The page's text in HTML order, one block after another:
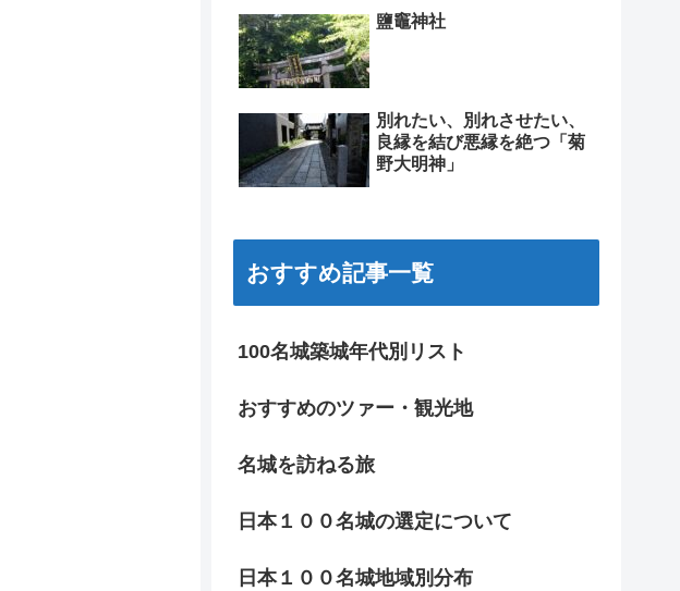
鹽竈神社
別れたい、別れさせたい、
良縁を結び悪縁を絶つ「菊
野大明神」
おすすめ記事一覧
100名城築城年代別リスト
おすすめのツァー・観光地
名城を訪ねる旅
日本１００名城の選定について
日本１００名城地域別分布